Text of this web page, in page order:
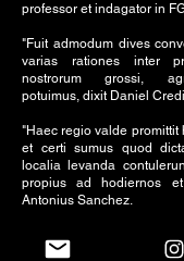
professor et indagator in
"Fuit admodum dives
varias rationes inter
nostrorum grossi,
potuimus, dixit Daniel
"Haec regio valde
et certi sumus quod
localia levanda
propius ad hodiernos
Antonius Sanchez.